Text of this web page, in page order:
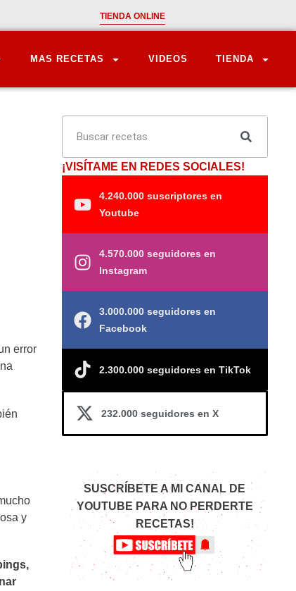
TIENDA ONLINE
MAS RECETAS VIDEOS TIENDA
error
y
¡VISÍTAME EN REDES SOCIALES!
4.240.000 suscriptores en
Youtube
4.570.000 seguidores en
Instagram
3.000.000 seguidores en
Facebook
2.300.000 seguidores en TikTok
232.000 seguidores en X
SUSCRÍBETE A MI CANAL DE
YOUTUBE PARA NO PERDERTE
RECETAS!